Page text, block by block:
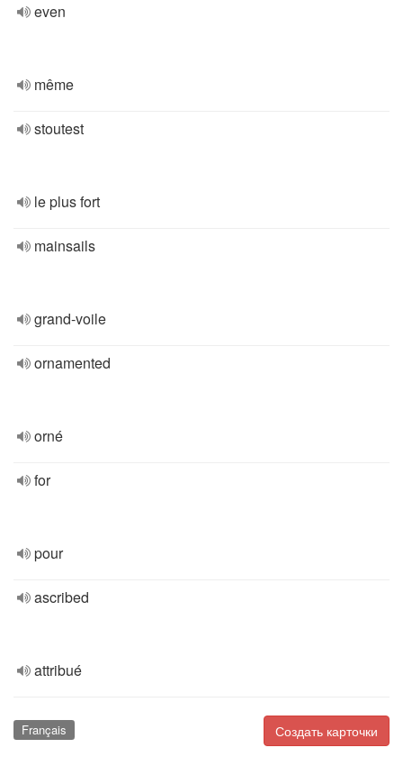
even
même
stoutest
le plus fort
mainsails
grand-voile
ornamented
orné
for
pour
ascribed
attribué
Создать карточки
Français